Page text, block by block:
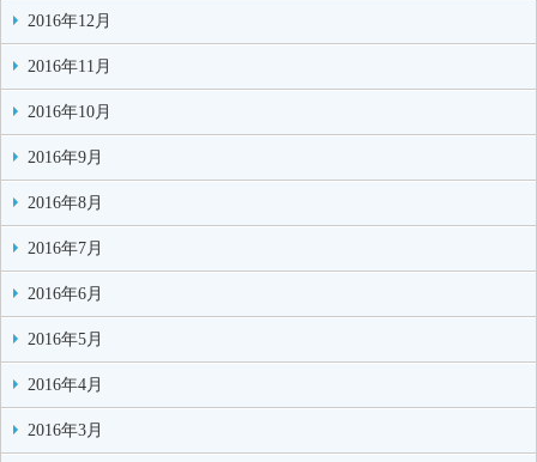
2016年12月
2016年11月
2016年10月
2016年9月
2016年8月
2016年7月
2016年6月
2016年5月
2016年4月
2016年3月